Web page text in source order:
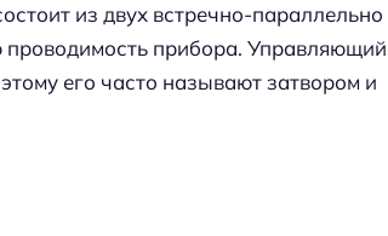
из двух встречно-параллельно
прибора. Управляющий
его часто называют затвором и